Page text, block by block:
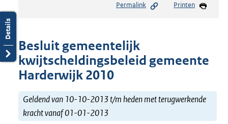
Permalink Printen
Besluit gemeentelijk
kwijtscheldingsbeleid gemeente
Harderwijk 2010
Geldend van 10-10-2013 t/m heden met terugwerkende
kracht vanaf 01-01-2013